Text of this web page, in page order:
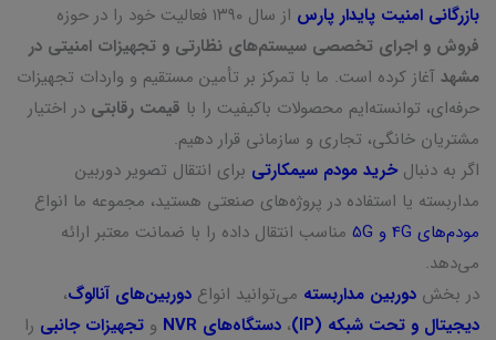
بازرگانی امنیت پایدار پارس از سال ۱۳۹۰ فعالیت خود را در حوزه
فروش و اجرای تخصصی سیستم‌های نظارتی و تجهیزات امنیتی در
مشهد آغاز کرده است. ما با تمرکز بر تأمین مستقیم و واردات تجهیزات
حرفه‌ای، توانسته‌ایم محصولات باکیفیت را با قیمت رقابتی در اختیار
مشتریان خانگی، تجاری و سازمانی قرار دهیم.
اگر به دنبالخرید مودم سیمکارتی برای انتقال تصویر دوربین
مداربسته یا استفاده در پروژه‌های صنعتی هستید، مجموعه ما انواع
مودم‌های 4G و 5G
مناسب انتقال داده را با ضمانت معتبر ارائه
می‌دهد.
در بخش دوربین مداربسته می‌توانید انواع دوربین‌های آنالوگ،
دیجیتال و تحت شبکه (IP)
، دستگاه‌های NVR و تجهیزات جانبی را